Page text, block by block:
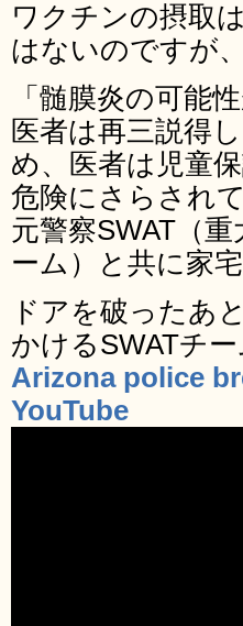
ワクチンの摂取
はないのですが
「髄膜炎の可能
医者は再三説得
め、医者は児童
危険にさらされ
元警察SWAT（
ーム）と共に家
ドアを破ったあ
かけるSWATチー
Arizona police
YouTube